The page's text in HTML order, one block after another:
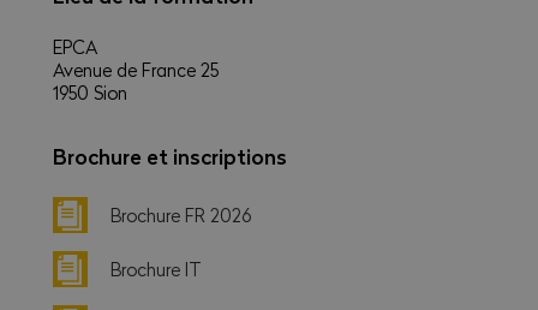
EPCA
Avenue de France 25
1950 Sion
Brochure et inscriptions
Brochure FR 2026
Brochure IT